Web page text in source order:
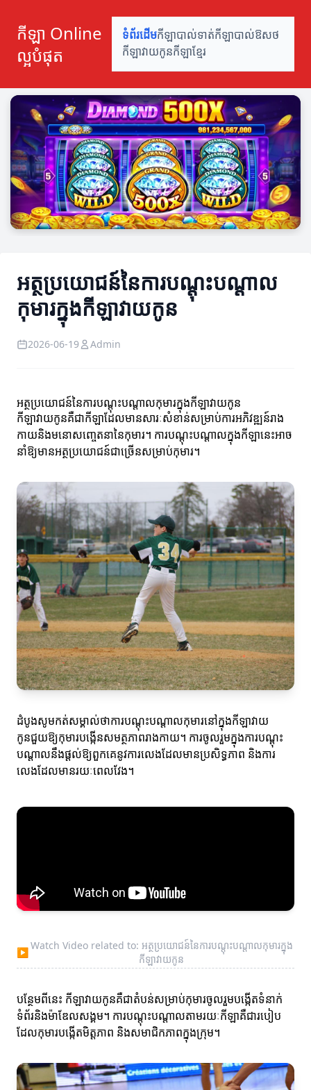
កីឡា Online
ល្អបំផុត
ទំព័រដើមកីឡាបាល់ទាត់កីឡាបាល់ឱសថ
កីឡាវាយកូនកីឡាខ្មែរ
អត្ថប្រយោជន៍នៃការបណ្ដុះបណ្ដាល
កុមារ​ក្នុងកីឡាវាយកូន
2026-06-19 Admin
អត្ថប្រយោជន៍នៃការបណ្ដុះបណ្ដាលកុមារ​ក្នុងកីឡាវាយកូន
កីឡាវាយកូនគឺជាកីឡាដែលមានសារៈសំខាន់សម្រាប់ការអភិវឌ្ឍន៍រាង
កាយនិងមនោសញ្ចេតនានៃកុមារ។ ការបណ្ដុះបណ្ដាលក្នុងកីឡានេះអាច
នាំឱ្យមានអត្ថប្រយោជន៍ជាច្រើនសម្រាប់កុមារ។
ដំបូងសូមកត់សម្គាល់ថាការបណ្ដុះបណ្ដាលកុមារនៅក្នុងកីឡាវាយ
កូនជួយឱ្យកុមារបង្កើនសមត្ថភាពរាងកាយ។ ការចូលរួមក្នុងការបណ្ដុះ
បណ្ដាលនឹងផ្ដល់ឱ្យពួកគេនូវការលេងដែលមានប្រសិទ្ធភាព និងការ
លេងដែលមានរយៈពេលវែង។
▶
Watch Video related to: អត្ថប្រយោជន៍នៃការបណ្ដុះបណ្ដាលកុមារ​ក្នុង
កីឡាវាយកូន
បន្ថែមពីនេះ កីឡាវាយកូនគឺជាតំបន់សម្រាប់កុមារចូលរួមបង្កើតទំនាក់
ទំព័រនិងម៉ាឌែលសង្គម។ ការបណ្តុះបណ្ដាលតាមរយៈកីឡាគឺជារបៀប
ដែលកុមារបង្កើតមិត្តភាព និងសមាជិកភាពក្នុងក្រុម។